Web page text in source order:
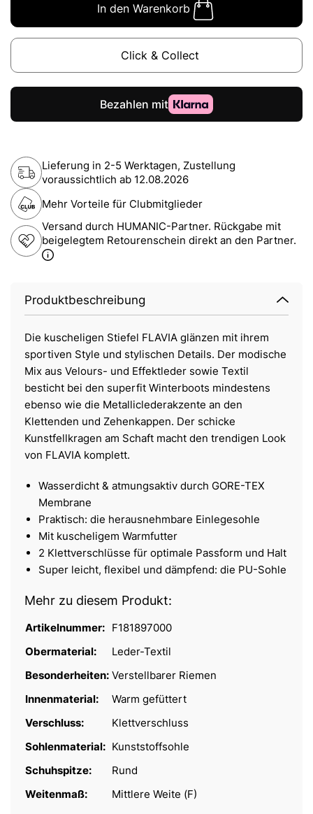
In den Warenkorb
Click & Collect
Lieferung in 2-5 Werktagen, Zustellung
voraussichtlich ab 12.08.2026
Mehr Vorteile für Clubmitglieder
Versand durch HUMANIC-Partner. Rückgabe mit
beigelegtem Retourenschein direkt an den Partner.
Produktbeschreibung
Die kuscheligen Stiefel FLAVIA glänzen mit ihrem
sportiven Style und stylischen Details. Der modische
Mix aus Velours- und Effektleder sowie Textil
besticht bei den superfit Winterboots mindestens
ebenso wie die Metalliclederakzente an den
Klettenden und Zehenkappen. Der schicke
Kunstfellkragen am Schaft macht den trendigen Look
von FLAVIA komplett.
Wasserdicht & atmungsaktiv durch GORE-TEX
Membrane
Praktisch: die herausnehmbare Einlegesohle
Mit kuscheligem Warmfutter
2 Klettverschlüsse für optimale Passform und Halt
Super leicht, flexibel und dämpfend: die PU-Sohle
Mehr zu diesem Produkt:
Artikelnummer: F181897000
Obermaterial:
Leder-Textil
Besonderheiten: Verstellbarer Riemen
Innenmaterial:
Warm gefüttert
Verschluss:
Klettverschluss
Sohlenmaterial: Kunststoffsohle
Schuhspitze:
Rund
Weitenmaß:
Mittlere Weite (F)